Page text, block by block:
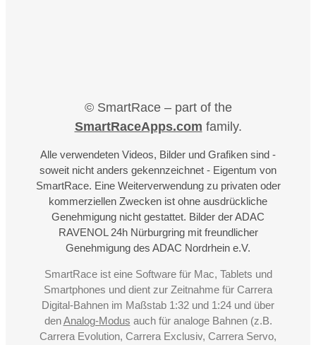
© SmartRace – part of the
SmartRaceApps.com family.
Alle verwendeten Videos, Bilder und Grafiken sind -
soweit nicht anders gekennzeichnet - Eigentum von
SmartRace. Eine Weiterverwendung zu privaten oder
kommerziellen Zwecken ist ohne ausdrückliche
Genehmigung nicht gestattet. Bilder der ADAC
RAVENOL 24h Nürburgring mit freundlicher
Genehmigung des ADAC Nordrhein e.V.
SmartRace ist eine Software für Mac, Tablets und
Smartphones und dient zur Zeitnahme für Carrera
Digital-Bahnen im Maßstab 1:32 und 1:24 und über
denAnalog-Modus auch für analoge Bahnen (z.B.
Carrera Evolution, Carrera Exclusiv, Carrera Servo,